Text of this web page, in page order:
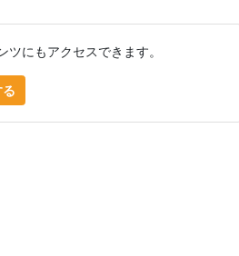
にもアクセスできます。